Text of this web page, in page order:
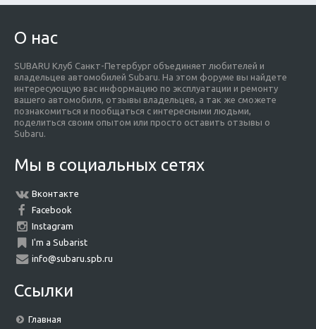
О нас
SUBARU Клуб Санкт-Петербург объединяет любителей и
владельцев автомобилей Subaru. На этом форуме вы найдете
интересующую вас информацию по эксплуатации и ремонту
вашего автомобиля, отзывы владельцев, а так же сможете
познакомиться и пообщаться с интересными людьми,
поделиться своим опытом или просто оставить отзывы о
Subaru.
Мы в социальных сетях
Вконтакте
Facebook
Instagram
I'm a Subarist
info@subaru.spb.ru
Ссылки
Главная